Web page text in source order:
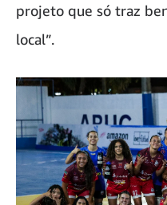
projeto que só traz
local”.